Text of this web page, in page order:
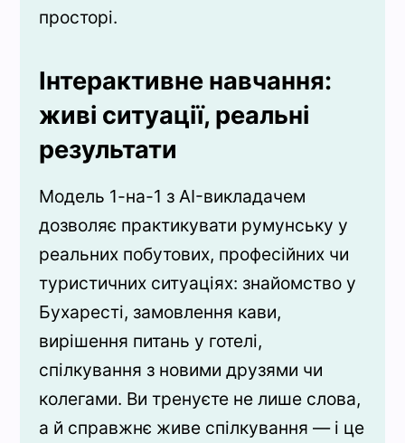
просторі.
Інтерактивне навчання:
живі ситуації, реальні
результати
Модель 1-на-1 з AI-викладачем
дозволяє практикувати румунську у
реальних побутових, професійних чи
туристичних ситуаціях: знайомство у
Бухаресті, замовлення кави,
вирішення питань у готелі,
спілкування з новими друзями чи
колегами. Ви тренуєте не лише слова,
а й справжнє живе спілкування — і це